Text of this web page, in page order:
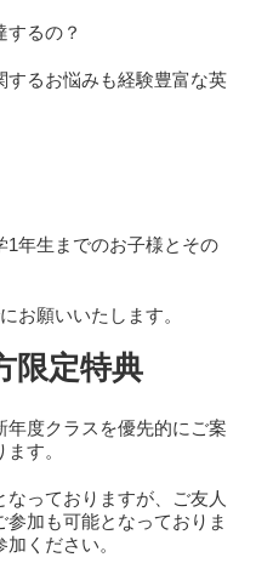
するの？
するお悩みも経験豊富な英
1年生までのお子様とその
お願いいたします。
限定特典
年度クラスを優先的にご案
す。
っておりますが、ご友人
加も可能となっておりま
ください。